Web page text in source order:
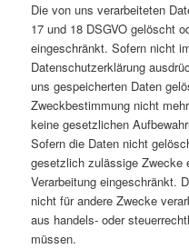
Die von uns verarbeiteten
17 und 18 DSGVO gelöscht
eingeschränkt. Sofern nicht
Datenschutzerklärung
uns gespeicherten Daten
Zweckbestimmung nicht
keine gesetzlichen
Sofern die Daten nicht
gesetzlich zulässige Zwecke
Verarbeitung eingeschränkt.
nicht für andere Zwecke
aus handels- oder
müssen.